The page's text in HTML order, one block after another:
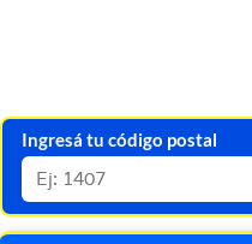
Ingresá tu código postal